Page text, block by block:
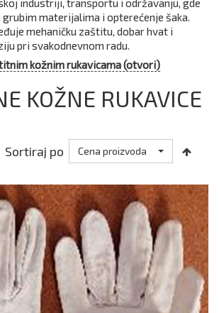
industriji, transportu i održavanju, gde
materijalima i opterećenje šaka.
mehaničku zaštitu, dobar hvat i
pri svakodnevnom radu.
kožnim rukavicama (otvori)
KOŽNE RUKAVICE
Sortiraj po Cena proizvoda